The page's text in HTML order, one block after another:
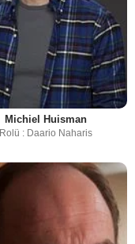
Michiel Huisman
Rolü : Daario Naharis